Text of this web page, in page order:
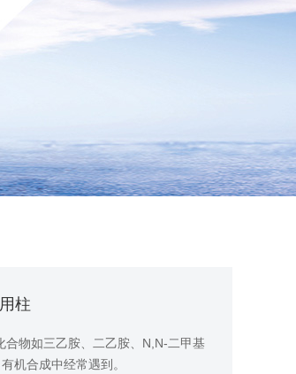
柱
物如三乙胺、二乙胺、N,N-二甲基
机合成中经常遇到。